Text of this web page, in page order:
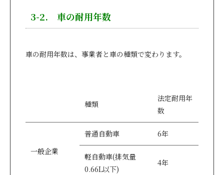
3-2. 車の耐用年数
車の耐用年数は、事業者と車の種類で変わります。
種類
法定耐用年
数
一般企業
普通自動車 6年
軽自動車(排気量
0.66L以下)
4年